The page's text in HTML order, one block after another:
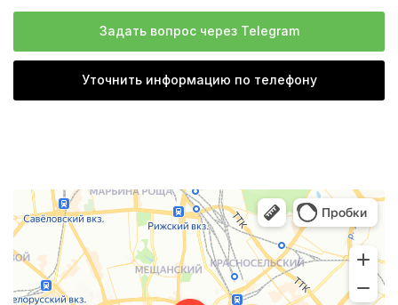
Задать вопрос через Telegram
Уточнить информацию по телефону